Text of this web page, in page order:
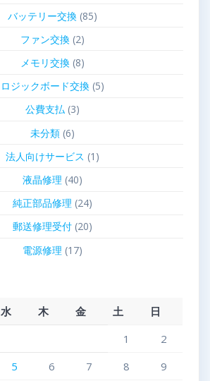
バッテリー交換(85)
ファン交換(2)
メモリ交換(8)
ロジックボード交換(5)
公費支払(3)
未分類(6)
法人向けサービス (1)
液晶修理 (40)
純正部品修理 (24)
郵送修理受付(20)
電源修理 (17)
水 木 金 土
日
1
2
5 6 7 8
9